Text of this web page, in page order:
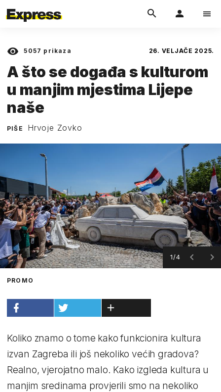
5057 prikaza 26. VELJAČE 2025.
A što se događa s kulturom
u manjim mjestima Lijepe
naše
PIŠE Hrvoje Zovko
1/4
PROMO
Koliko znamo o tome kako funkcionira kultura
izvan Zagreba ili još nekoliko većih gradova?
Realno, vjerojatno malo. Kako izgleda kultura u
manjim sredinama provjerili smo na nekoliko